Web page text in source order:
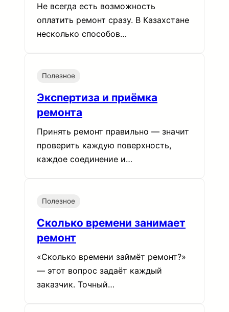
Не всегда есть возможность
оплатить ремонт сразу. В Казахстане
несколько способов…
Полезное
Экспертиза и приёмка
ремонта
Принять ремонт правильно — значит
проверить каждую поверхность,
каждое соединение и…
Полезное
Сколько времени занимает
ремонт
«Сколько времени займёт ремонт?»
— этот вопрос задаёт каждый
заказчик. Точный…